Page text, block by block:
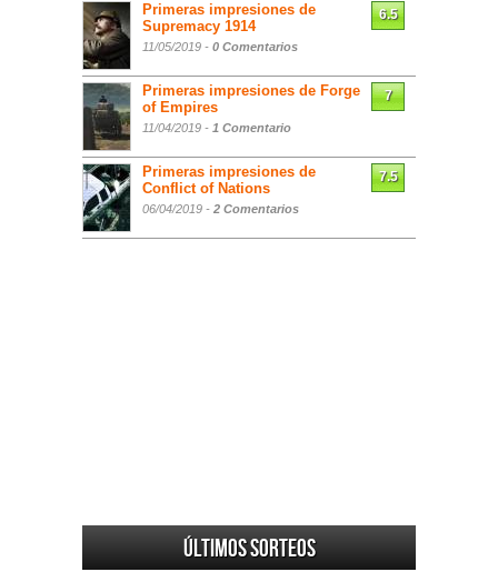
Primeras impresiones de
Supremacy 1914
11/05/2019 - 0 Comentarios
6.5
Primeras impresiones de Forge
of Empires
11/04/2019 - 1 Comentario
7
Primeras impresiones de
Conflict of Nations
06/04/2019 - 2 Comentarios
7.5
Últimos sorteos